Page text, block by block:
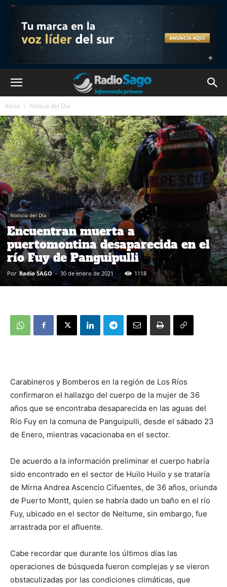
Inicio Noticia del Día
Noticia del Día
Encuentran muerta a
puertomontina desaparecida en el
río Fuy de Panguipulli
Por Radio SAGO - 30 de enero de 2021 1118
Carabineros y Bomberos en la región de Los Ríos
confirmaron el hallazgo del cuerpo de la mujer de 36
años que se encontraba desaparecida en las aguas del
Río Fuy en la comuna de Panguipulli, desde el sábado 23
de Enero, mientras vacacionaba en el sector.
De acuerdo a la información preliminar el cuerpo habría
sido encontrado en el sector de Huilo Huilo y se trataría
de Mirna Andrea Ascencio Cifuentes, de 36 años, oriunda
de Puerto Montt, quien se habría dado un baño en el río
Fuy, ubicado en el sector de Neltume, sin embargo, fue
arrastrada por el afluente.
Cabe recordar que durante los últimos días las
operaciones de búsqueda fueron complejas y se vieron
obstaculizadas por las condiciones climáticas, que